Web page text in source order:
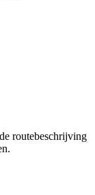
routebeschrijving